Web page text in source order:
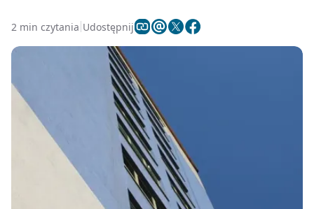
2 min czytania Udostępnij